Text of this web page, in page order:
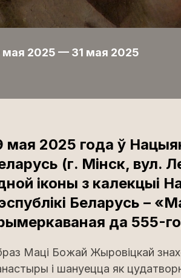
мая 2025 — 31 мая 2025
мая 2025 года ў
(г. Мінск, вул.
іконы з калекцыі
Беларусь –
да 555-
Маці Божай Жыровіцкай
і шануецца як